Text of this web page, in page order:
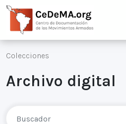
Colecciones
Archivo digital